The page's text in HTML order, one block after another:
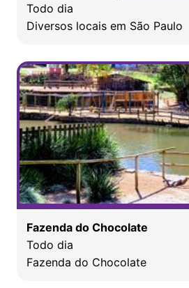
Todo dia
Diversos locais em São Paulo
Fazenda do Chocolate
Todo dia
Fazenda do Chocolate